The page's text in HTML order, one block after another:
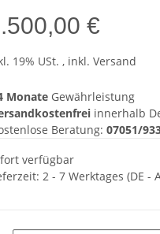
€
19% USt. , inkl. Versand
Monate Gewährleistung
innerhalb
Beratung: 07051/
verfügbar
2 - 7 Werktages (DE -